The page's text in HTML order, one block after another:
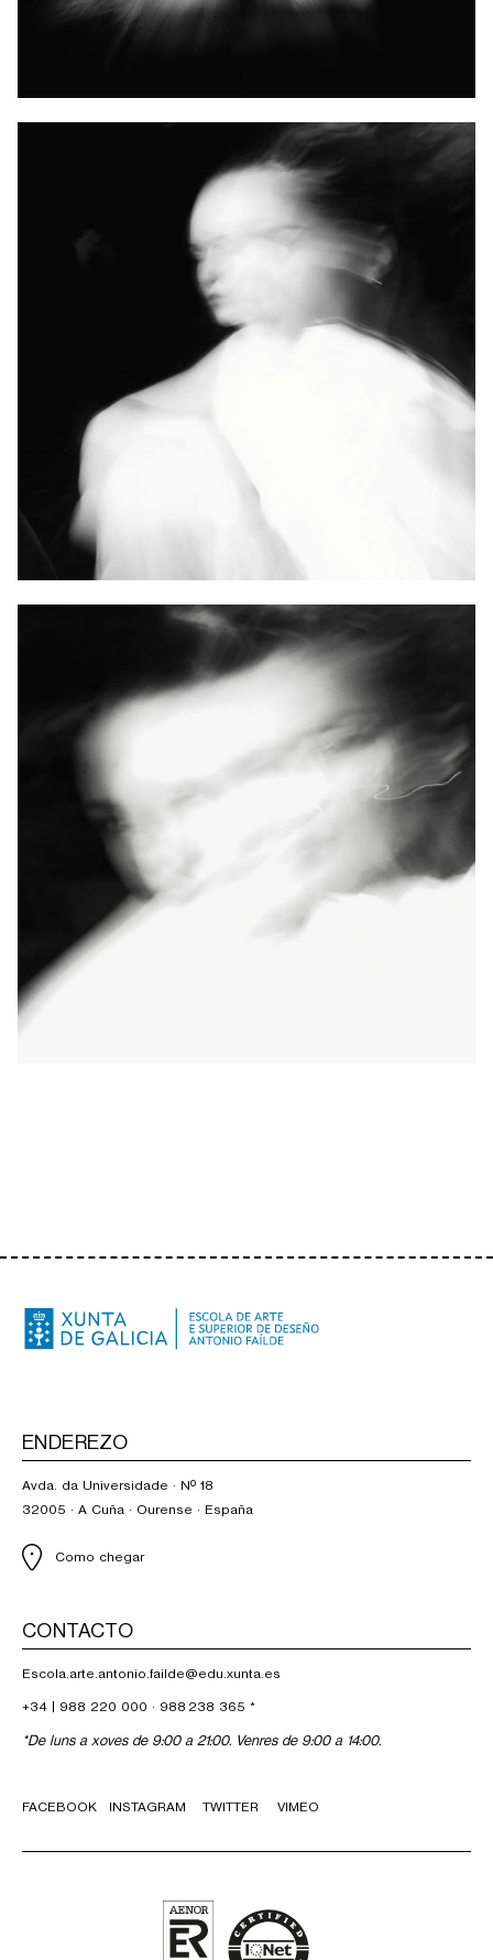
ENDEREZO
Avda. da Universidade · Nº 18
32005 · A Cuña · Ourense · España
Como chegar
CONTACTO
Escola.arte.antonio.failde@edu.xunta.es
+34 | 988 220 000 · 988 238 365 *
*De luns a xoves de 9:00 a 21:00. Venres de 9:00 a 14:00.
FACEBOOK INSTAGRAM TWITTER VIMEO